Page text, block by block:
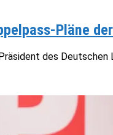
Pläne
des